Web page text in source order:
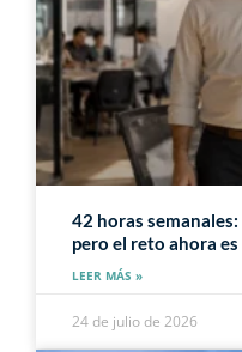
42 horas
pero el reto ahora
LEER MÁS »
24 de julio de 2026